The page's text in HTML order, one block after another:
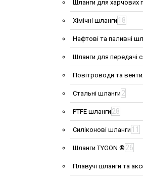
Шланги для харчових
Хімічні шланги 18
Нафтові та паливні
Шланги для передачі
Повітроводи та
Стальні шланги 2
PTFE шланги 28
Силіконові шланги 11
Шланги TYGON ® 26
Плавучі шланги та